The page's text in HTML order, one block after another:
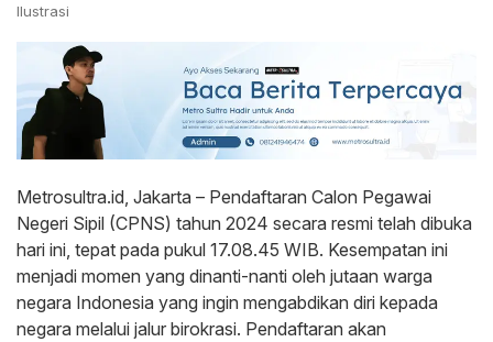
Ilustrasi
Metrosultra.id, Jakarta – Pendaftaran Calon Pegawai
Negeri Sipil (CPNS) tahun 2024 secara resmi telah dibuka
hari ini, tepat pada pukul 17.08.45 WIB. Kesempatan ini
menjadi momen yang dinanti-nanti oleh jutaan warga
negara Indonesia yang ingin mengabdikan diri kepada
negara melalui jalur birokrasi. Pendaftaran akan